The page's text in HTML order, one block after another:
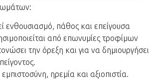
ενθουσιασμό, πάθος και επείγουσα
από επωνυμίες τροφίμων
την όρεξη και για να δημιουργήσει
ηρεμία και αξιοπιστία.